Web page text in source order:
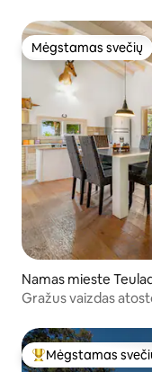
Mėgstamas svečių
Mėgstamas svečių
Namas mieste
Gražus vaizdas
Svečių
Mėgstamas